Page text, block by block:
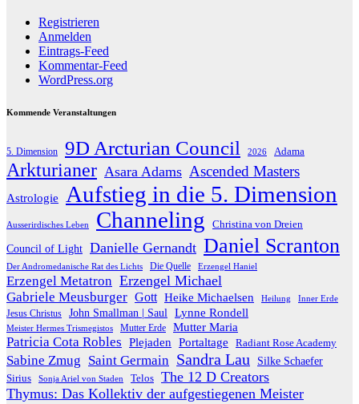
Registrieren
Anmelden
Eintrags-Feed
Kommentar-Feed
WordPress.org
Kommende Veranstaltungen
5. Dimension 9D Arcturian Council 2026 Adama
Arkturianer Asara Adams Ascended Masters
Astrologie Aufstieg in die 5. Dimension
Ausserirdisches Leben Channeling Christina von Dreien
Council of Light Danielle Gernandt Daniel Scranton
Der Andromedanische Rat des Lichts Die Quelle Erzengel Haniel
Erzengel Metatron Erzengel Michael
Gabriele Meusburger Gott Heike Michaelsen Heilung Inner Erde
Jesus Christus John Smallman | Saul Lynne Rondell
Meister Hermes Trismegistos Mutter Erde Mutter Maria
Patricia Cota Robles Plejaden Portaltage Radiant Rose Academy
Sabine Zmug Saint Germain Sandra Lau Silke Schaefer
Sirius Sonja Ariel von Staden Telos The 12 D Creators
Thymus: Das Kollektiv der aufgestiegenen Meister